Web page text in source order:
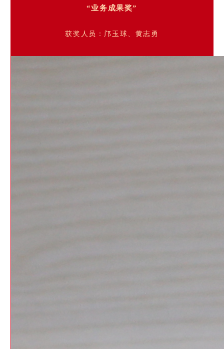
“业务成果奖”
获奖人员：邝玉球、黄志勇